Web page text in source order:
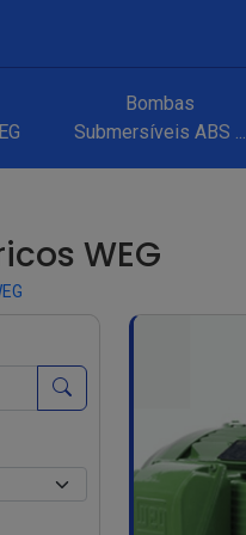
Bombas
Submersíveis ABS ...
WEG